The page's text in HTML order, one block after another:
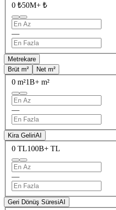
0 ₺50M+ ₺
—
Metrekare
Brüt m²
Net m²
0 m²1B+ m²
—
Kira GeliriAI
0 TL100B+ TL
—
Geri Dönüş SüresiAI